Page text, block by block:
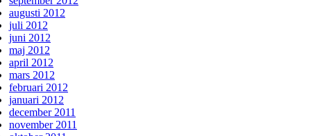
augusti 2012
juli 2012
juni 2012
maj 2012
april 2012
mars 2012
februari 2012
januari 2012
december 2011
november 2011